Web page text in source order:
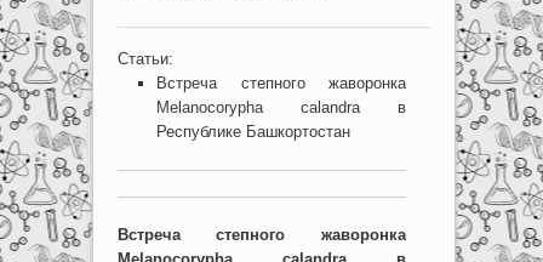
Статьи:
Встреча степного жаворонка
Melanocorypha calandra в
Республике Башкортостан
Встреча степного жаворонка